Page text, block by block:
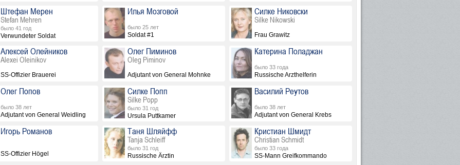
Штефан Мерен
Stefan Mehren
было 41 год
Verwundeter Soldat
Илья Мозговой
было 25 лет
Soldat #1
Силке Никовски
Silke Nikowski
Frau Grawitz
Алексей Олейников
Alexei Oleinikov
SS-Offizier Brauerei
Олег Пиминов
Oleg Piminov
Adjutant von General Mohnke
Катерина Поладжан
было 33 года
Russische Arzthelferin
Олег Попов
было 38 лет
Adjutant von General Weidling
Силке Попп
Silke Popp
было 31 год
Ursula Puttkamer
Василий Реутов
было 38 лет
Adjutant von General Krebs
Игорь Романов
SS-Offizier Högel
Таня Шляйфф
Tanja Schleiff
было 31 год
Russische Ärztin
Кристиан Шмидт
Christian Schmidt
было 33 года
SS-Mann Greifkommando